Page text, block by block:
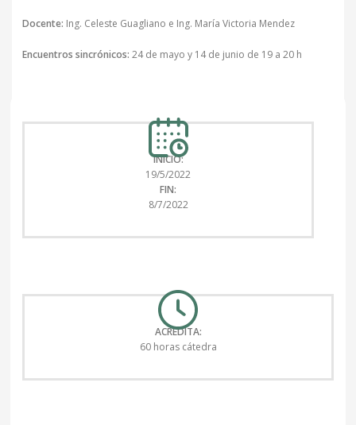
Docente: Ing. Celeste Guagliano e Ing. María Victoria Mendez
Encuentros sincrónicos: 24 de mayo y 14 de junio de 19 a 20 h
INICIO:
19/5/2022
FIN:
8/7/2022
ACREDITA:
60 horas cátedra